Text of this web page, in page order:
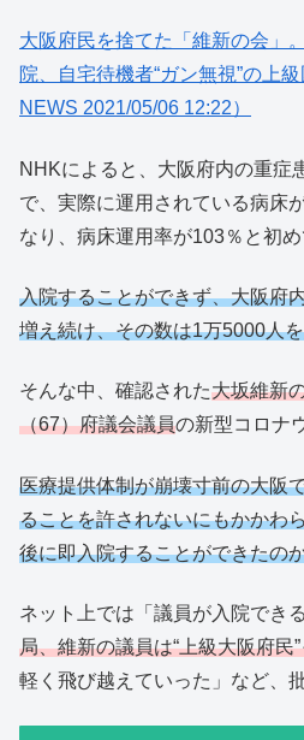
大阪府民を捨てた「維新の会」
院、自宅待機者“ガン無視”の上
NEWS 2021/05/06 12:22）
NHKによると、大阪府内の重症
で、実際に運用されている病床
なり、病床運用率が103％と初め
入院することができず、大阪府
増え続け、その数は1万5000人
そんな中、確認された大坂維新
（67）府議会議員の新型コロナ
医療提供体制が崩壊寸前の大阪
ることを許されないにもかかわ
後に即入院することができたの
ネット上では「議員が入院でき
局、維新の議員は“上級大阪府民
軽く飛び越えていった」など、